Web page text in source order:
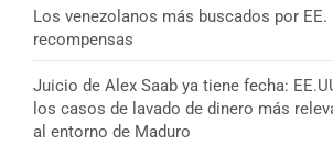
Los venezolanos más buscados por EE.
recompensas
Juicio de Alex Saab ya tiene fecha:
los casos de lavado de dinero más
al entorno de Maduro